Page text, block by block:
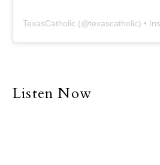
TexasCatholic (@texascatholic) •
Listen Now